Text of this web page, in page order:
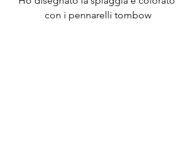
con i pennarelli tombow